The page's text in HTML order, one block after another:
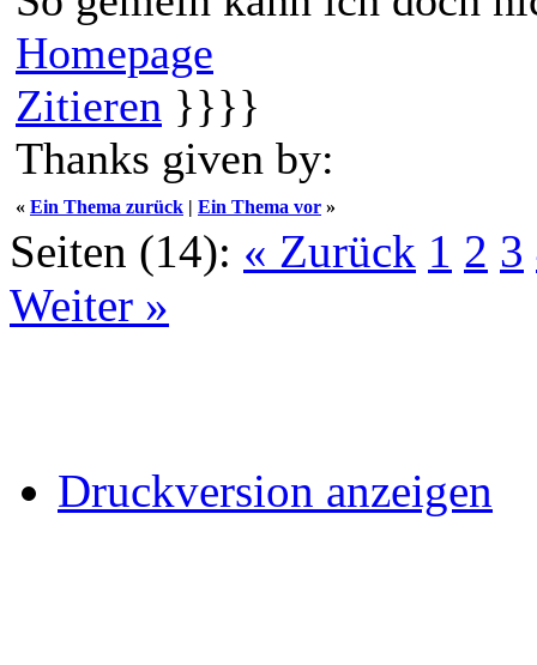
Homepage
Zitieren }}}}
Thanks given by:
« Ein Thema zurück | Ein Thema vor »
Seiten (14): « Zurück 1 2 3
Weiter »
Druckversion anzeigen